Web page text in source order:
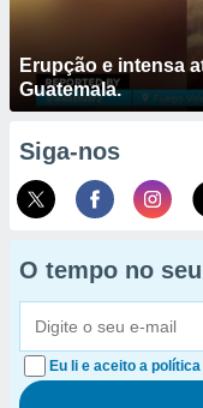
Erupção e intensa
Guatemala.
Siga-nos
O tempo no seu
Eu li e aceito a